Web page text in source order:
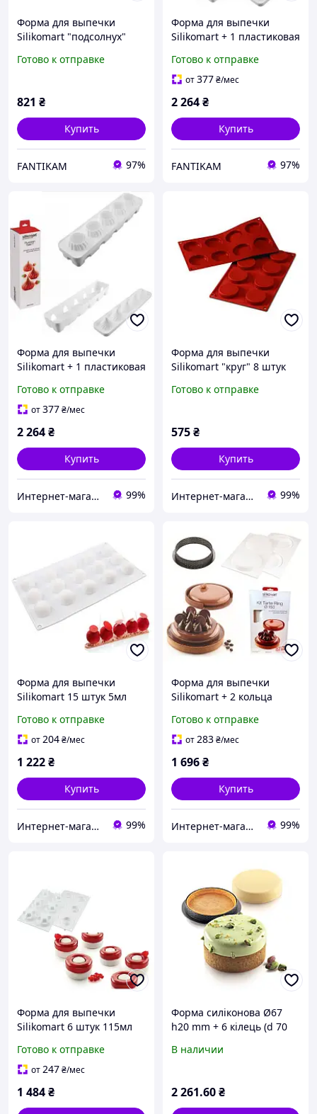
Форма для выпечки
Silikomart "подсолнух"
(SFT252/C) с быстрой
Готово к отправке
821 ₴
Купить
FANTIKAM 97%
Форма для выпечки
Silikomart + 1 пластиковая
h7,3 см силикон (RUSSIAN
TALE ) с быстрой
Готово к отправке
от377₴/мес
2 264₴
Купить
FANTIKAM 97%
Форма для выпечки
Silikomart + 1 пластиковая
h7,3 см силикон (RUSSIAN
TALE ) с быстрой
Готово к отправке
от377₴/мес
2 264₴
Купить
Интернет-магазин "TUDOM" 99%
Форма для выпечки
Silikomart "круг" 8 штук
силикон (SF029/C) с
Готово к отправке
575₴
Купить
Интернет-магазин "TUDOM" 99%
Форма для выпечки
Silikomart 15 штук 5мл
(Truffles 5) с быстрой
доставкой по Украине
Готово к отправке
от204₴/мес
1 222₴
Купить
Интернет-магазин "TUDOM" 99%
Форма для выпечки
Silikomart + 2 кольца
силикон (KIT Tarte Ring
150) с быстрой доставкой
Готово к отправке
от283₴/мес
1 696₴
Купить
Интернет-магазин "TUDOM" 99%
Форма для выпечки
Silikomart 6 штук 115мл
(GAME 115) с быстрой
доставкой по Украине
Готово к отправке
от247₴/мес
1 484₴
Форма силіконова Ø67
h20 mm + 6 кілець (d 70
форма
В наличии
2 261.60₴